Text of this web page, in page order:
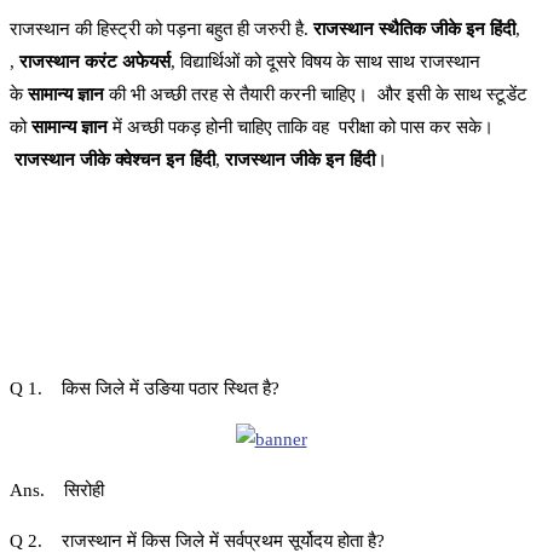
राजस्थान की हिस्ट्री को पड़ना बहुत ही जरुरी है.राजस्थान स्थैतिक जीके इन हिंदी,
,राजस्थान करंट अफेयर्स, विद्यार्थिओं को दूसरे विषय के साथ साथ राजस्थान
केसामान्य ज्ञानकी भी अच्छी तरह से तैयारी करनी चाहिए। और इसी के साथ स्टूडेंट
कोसामान्य ज्ञानमें अच्छी पकड़ होनी चाहिए ताकि वह परीक्षा को पास कर सके।
राजस्थान जीके क्वेश्चन इन हिंदी,राजस्थान जीके इन हिंदी।
Q 1. किस जिले में उङिया पठार स्थित है?
Ans. सिरोही
Q 2. राजस्थान में किस जिले में सर्वप्रथम सूर्योदय होता है?